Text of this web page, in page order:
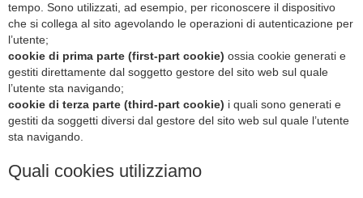
tempo. Sono utilizzati, ad esempio, per riconoscere il dispositivo
che si collega al sito agevolando le operazioni di autenticazione per
l’utente;
cookie di prima parte (first-part cookie) ossia cookie generati e
gestiti direttamente dal soggetto gestore del sito web sul quale
l’utente sta navigando;
cookie di terza parte (third-part cookie) i quali sono generati e
gestiti da soggetti diversi dal gestore del sito web sul quale l’utente
sta navigando.
Quali cookies utilizziamo